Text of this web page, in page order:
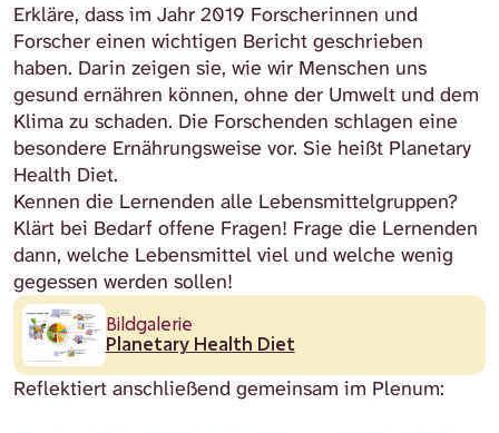
Erkläre, dass im Jahr 2019 Forscherinnen und
Forscher einen wichtigen Bericht geschrieben
haben. Darin zeigen sie, wie wir Menschen uns
gesund ernähren können, ohne der Umwelt und dem
Klima zu schaden. Die Forschenden schlagen eine
besondere Ernährungsweise vor. Sie heißt Planetary
Health Diet.
Kennen die Lernenden alle Lebensmittelgruppen?
Klärt bei Bedarf offene Fragen! Frage die Lernenden
dann, welche Lebensmittel viel und welche wenig
gegessen werden sollen!
Bildgalerie
Planetary Health Diet
Reflektiert anschließend gemeinsam im Plenum: